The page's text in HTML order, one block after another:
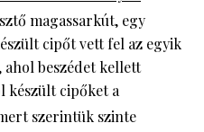
magassarkút, egy
cipőt vett fel az egyik
ahol beszédet kellett
készült cipőket a
szerintük szinte